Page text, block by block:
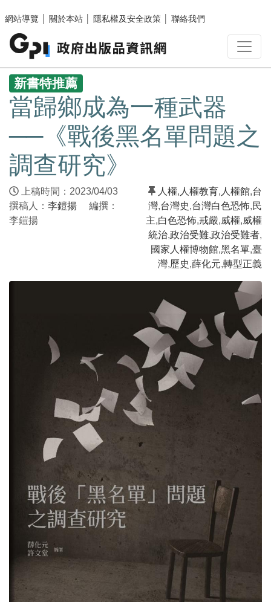
網站導覽
關於本站 隱私權及安全政策 聯絡我們
:::
新書特推薦
當歸鄉成為一種武器
──《戰後黑名單問題之
調查研究》
上稿時間：2023/04/03
撰稿人： 李鎧揚 編撰：
李鎧揚
人權, 人權教育, 人權館,台
灣,台灣史,台灣白色恐怖,民
主,白色恐怖,戒嚴,威權,威權
統治,政治受難,政治受難者,
國家人權博物館,黑名單,臺
灣,歷史,薛化元,轉型正義